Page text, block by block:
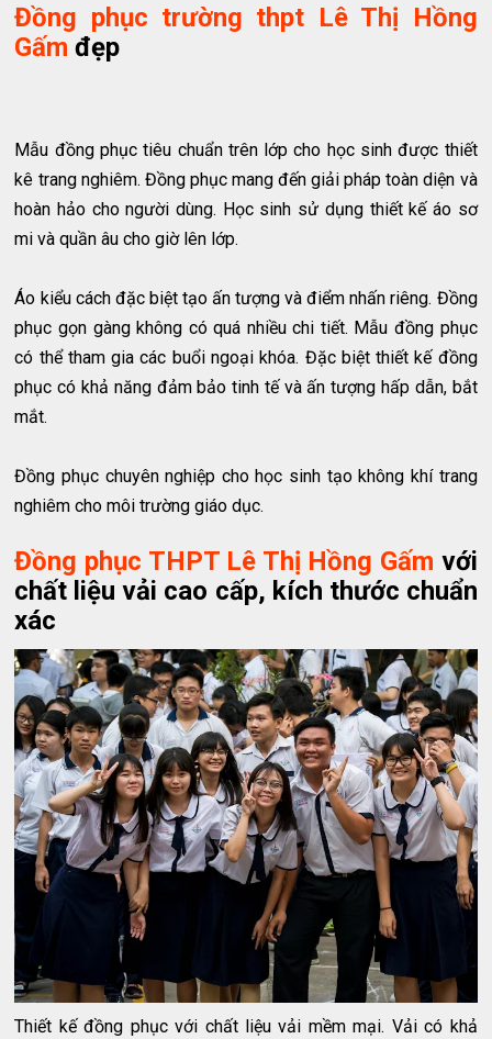
Đồng phục trường thpt Lê Thị Hồng
Gấm đẹp
Mẫu đồng phục tiêu chuẩn trên lớp cho học sinh được thiết
kê trang nghiêm. Đồng phục mang đến giải pháp toàn diện và
hoàn hảo cho người dùng. Học sinh sử dụng thiết kế áo sơ
mi và quần âu cho giờ lên lớp.
Áo kiểu cách đặc biệt tạo ấn tượng và điểm nhấn riêng. Đồng
phục gọn gàng không có quá nhiều chi tiết. Mẫu đồng phục
có thể tham gia các buổi ngoại khóa. Đặc biệt thiết kế đồng
phục có khả năng đảm bảo tinh tế và ấn tượng hấp dẫn, bắt
mắt.
Đồng phục chuyên nghiệp cho học sinh tạo không khí trang
nghiêm cho môi trường giáo dục.
Đồng phục THPT Lê Thị Hồng Gấm với
chất liệu vải cao cấp, kích thước chuẩn
xác
Thiết kế đồng phục với chất liệu vải mềm mại. Vải có khả